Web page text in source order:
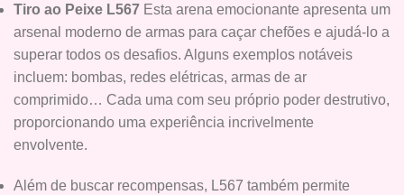
Tiro ao Peixe L567 Esta arena emocionante apresenta um
arsenal moderno de armas para caçar chefões e ajudá-lo a
superar todos os desafios. Alguns exemplos notáveis ​​
incluem: bombas, redes elétricas, armas de ar
comprimido… Cada uma com seu próprio poder destrutivo,
proporcionando uma experiência incrivelmente
envolvente.
Além de buscar recompensas, L567 também permite